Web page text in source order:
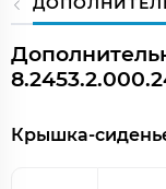
выбором будет одно
Изделие выполнено
самых удачных и
разных уголков
способов монтажа –
наиболее
Крышка-